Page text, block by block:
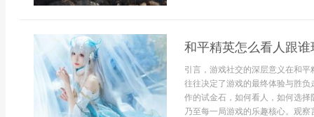
和平精英怎么看人跟
引言，游戏社交的深层意义在和
往往决定了游戏的最终体验与胜
作的试金石，如何看人，如何选
乃至每一局游戏的乐趣核心。观